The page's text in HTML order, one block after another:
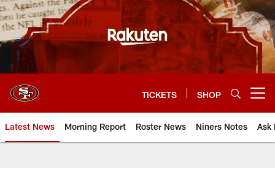
Skip
to
main
content
TICKETS SHOP
Latest News Morning Report Roster News Niners Notes Ask